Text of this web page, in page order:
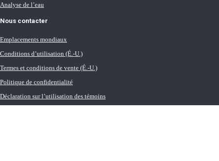
Analyse de l’eau
Nous contacter
Emplacements mondiaux
Conditions d’utilisation (É.-U.)
Termes et conditions de vente (É.-U.)
Politique de confidentialité
Déclaration sur l’utilisation des témoins